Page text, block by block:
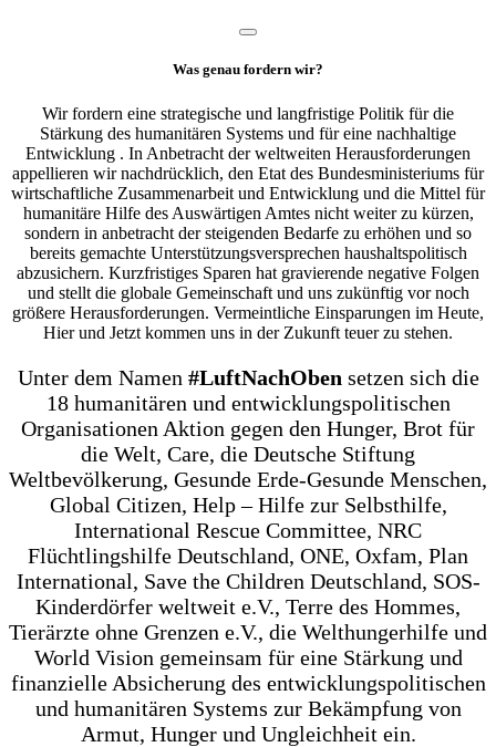
Was genau fordern wir?
Wir fordern eine strategische und langfristige Politik für die
Stärkung des humanitären Systems und für eine nachhaltige
Entwicklung . In Anbetracht der weltweiten Herausforderungen
appellieren wir nachdrücklich, den Etat des Bundesministeriums für
wirtschaftliche Zusammenarbeit und Entwicklung und die Mittel für
humanitäre Hilfe des Auswärtigen Amtes nicht weiter zu kürzen,
sondern in anbetracht der steigenden Bedarfe zu erhöhen und so
bereits gemachte Unterstützungsversprechen haushaltspolitisch
abzusichern. Kurzfristiges Sparen hat gravierende negative Folgen
und stellt die globale Gemeinschaft und uns zukünftig vor noch
größere Herausforderungen. Vermeintliche Einsparungen im Heute,
Hier und Jetzt kommen uns in der Zukunft teuer zu stehen.
Unter dem Namen #LuftNachOben setzen sich die
18 humanitären und entwicklungspolitischen
Organisationen Aktion gegen den Hunger, Brot für
die Welt, Care, die Deutsche Stiftung
Weltbevölkerung, Gesunde Erde-Gesunde Menschen,
Global Citizen, Help – Hilfe zur Selbsthilfe,
International Rescue Committee, NRC
Flüchtlingshilfe Deutschland, ONE, Oxfam, Plan
International, Save the Children Deutschland, SOS-
Kinderdörfer weltweit e.V., Terre des Hommes,
Tierärzte ohne Grenzen e.V., die Welthungerhilfe und
World Vision gemeinsam für eine Stärkung und
finanzielle Absicherung des entwicklungspolitischen
und humanitären Systems zur Bekämpfung von
Armut, Hunger und Ungleichheit ein.